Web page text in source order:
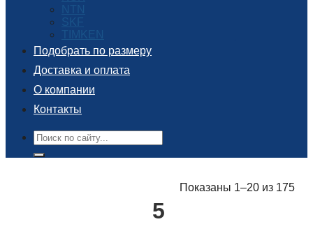
NTN
SKF
TIMKEN
Подобрать по размеру
Доставка и оплата
О компании
Контакты
Поиск:
5
Показаны 1–20 из 175